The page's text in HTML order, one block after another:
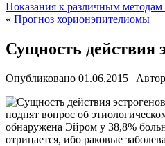
Показания к различным методам
« Прогноз хорионэпителиомы
Сущность действия
Опубликовано 01.06.2015 |
поднят вопрос об
обнаружена Эйром у 38,8%
отрицается, ибо раковые